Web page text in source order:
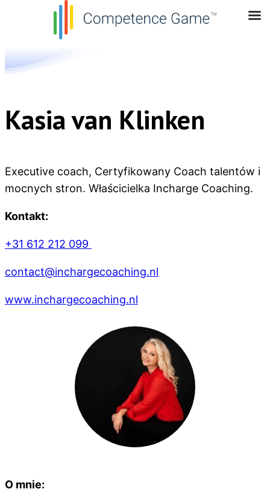
Kasia van Klinken
Executive coach, Certyfikowany Coach talentów i
mocnych stron. Właścicielka Incharge Coaching.
Kontakt:
+31 612 212 099
contact@inchargecoaching.nl
www.inchargecoaching.nl
O mnie: